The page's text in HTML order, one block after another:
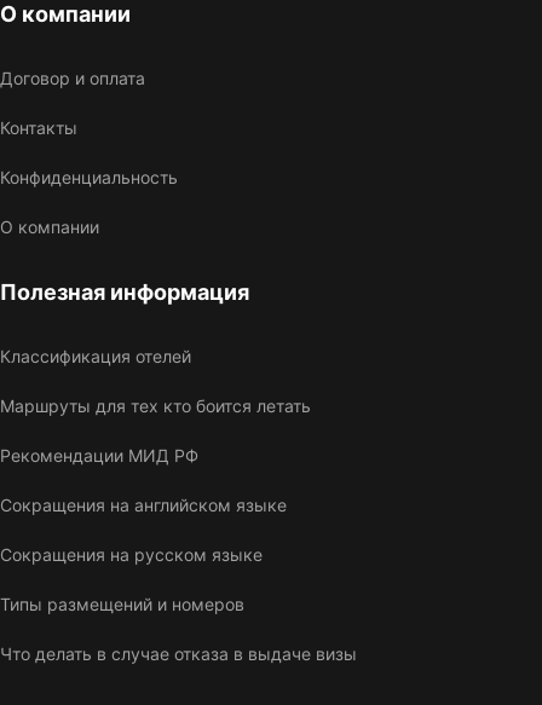
О компании
Договор и оплата
Контакты
Конфиденциальность
О компании
Полезная информация
Классификация отелей
Маршруты для тех кто боится летать
Рекомендации МИД РФ
Сокращения на английском языке
Сокращения на русском языке
Типы размещений и номеров
Что делать в случае отказа в выдаче визы